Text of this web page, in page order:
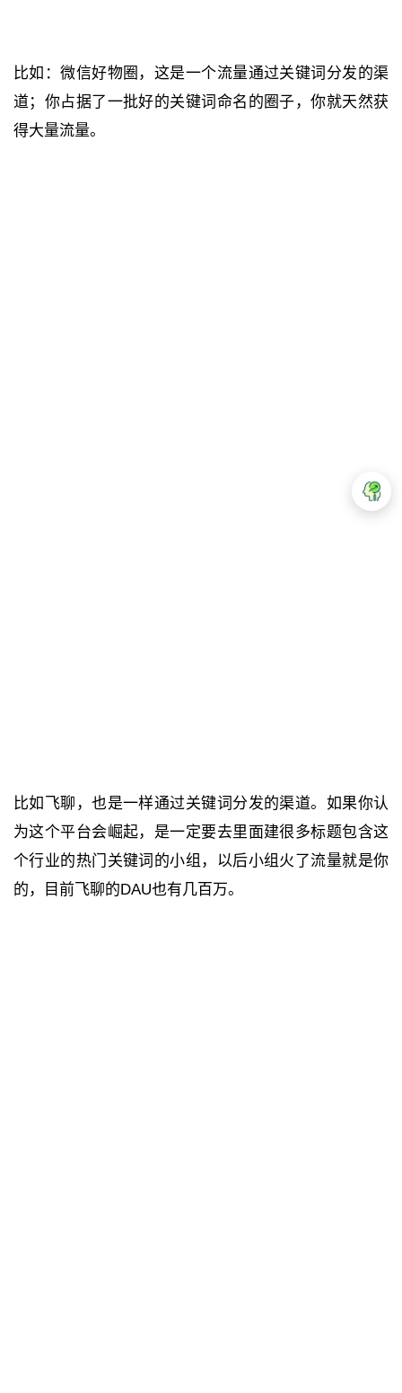
比如：微信好物圈，这是一个流量通过关键词分发的渠
道；你占据了一批好的关键词命名的圈子，你就天然获
得大量流量。
比如飞聊，也是一样通过关键词分发的渠道。如果你认
为这个平台会崛起，是一定要去里面建很多标题包含这
个行业的热门关键词的小组，以后小组火了流量就是你
的，目前飞聊的DAU也有几百万。